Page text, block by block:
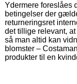
Ydermere foreslåes
betingelser der
returneringsret
det tillige relevant,
så man altid kan
blomster –
produkter til en